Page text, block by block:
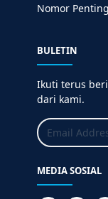
Nomor Penting
BULETIN
Ikuti terus
dari kami.
MEDIA SOSIAL